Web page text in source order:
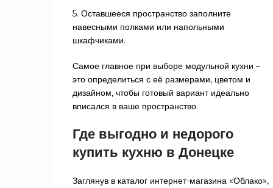
5. Оставшееся пространство заполните
навесными полками или напольными
шкафчиками.
Самое главное при выборе модульной кухни –
это определиться с её размерами, цветом и
дизайном, чтобы готовый вариант идеально
вписался в ваше пространство.
Где выгодно и недорого
купить кухню в Донецке
Заглянув в каталог интернет-магазина «Облако»,